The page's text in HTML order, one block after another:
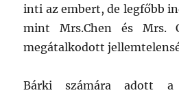
inti az embert, de legfőbb
mint Mrs.Chen és Mrs.
megátalkodott
Bárki számára adott a